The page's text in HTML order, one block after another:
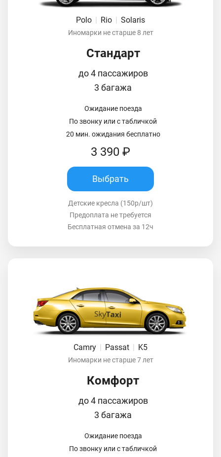
Polo | Rio | Solaris
Иномарки не старше 8 лет
Стандарт
до 4 пассажиров
3 багажа
Ожидание поезда
По звонку или с табличкой
20 мин. ожидания бесплатно
3 390 ₽
Выбрать
Детские кресла (150р/шт)
Предоплата не требуется
Бесплатная отмена за 12ч
Camry Passat K5
Иномарки не старше 7 лет
Комфорт
до 4 пассажиров
3 багажа
Ожидание поезда
По звонку или с табличкой